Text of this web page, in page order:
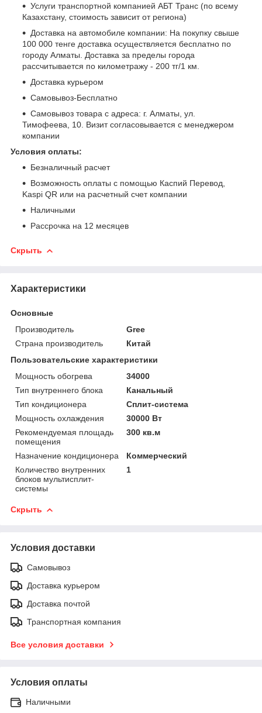
Услуги транспортной компанией АБТ Транс (по всему
Казахстану, стоимость зависит от региона)
Доставка на автомобиле компании: На покупку свыше
100 000 тенге доставка осуществляется бесплатно по
городу Алматы. Доставка за пределы города
рассчитывается по километражу - 200 тг/1 км.
Доставка курьером
Самовывоз-Бесплатно
Самовывоз товара с адреса: г. Алматы, ул.
Тимофеева, 10. Визит согласовывается с менеджером
компании
Условия оплаты:
Безналичный расчет
Возможность оплаты с помощью Каспий Перевод,
Kaspi QR или на расчетный счет компании
Наличными
Рассрочка на 12 месяцев
Скрыть
Характеристики
Основные
Производитель
Gree
Страна производитель
Китай
Пользовательские характеристики
Мощность обогрева
34000
Тип внутреннего блока
Канальный
Тип кондиционера
Сплит-система
Мощность охлаждения
30000 Вт
Рекомендуемая площадь
помещения
300 кв.м
Назначение кондиционера
Коммерческий
Количество внутренних
блоков мультисплит-
системы
1
Скрыть
Условия доставки
Самовывоз
Доставка курьером
Доставка почтой
Транспортная компания
Все условия доставки
Условия оплаты
Наличными